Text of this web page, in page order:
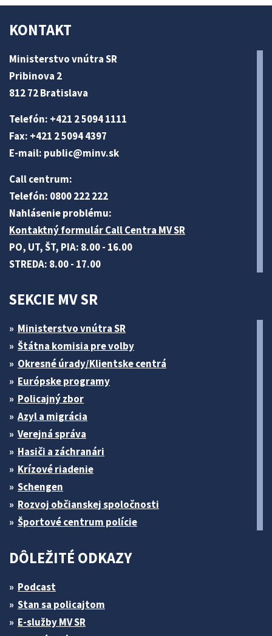
KONTAKT
Ministerstvo vnútra SR
Pribinova 2
812 72 Bratislava
Telefón: +421 2 5094 1111
Fax: +421 2 5094 4397
E-mail: public@minv.sk
Call centrum:
Telefón: 0800 222 222
Nahlásenie problému:
Kontaktný formulár Call Centra MV SR
PO, UT, ŠT, PIA: 8.00 - 16.00
STREDA: 8.00 - 17.00
SEKCIE MV SR
Ministerstvo vnútra SR
Štátna komisia pre volby
Okresné úrady/Klientske centrá
Európske programy
Policajný zbor
Azyl a migrácia
Verejná správa
Hasiči a záchranári
Krízové riadenie
Schengen
Rozvoj občianskej spoločnosti
Športové centrum polície
DÔLEŽITÉ ODKAZY
Podcast
Stan sa policajtom
E-služby MV SR